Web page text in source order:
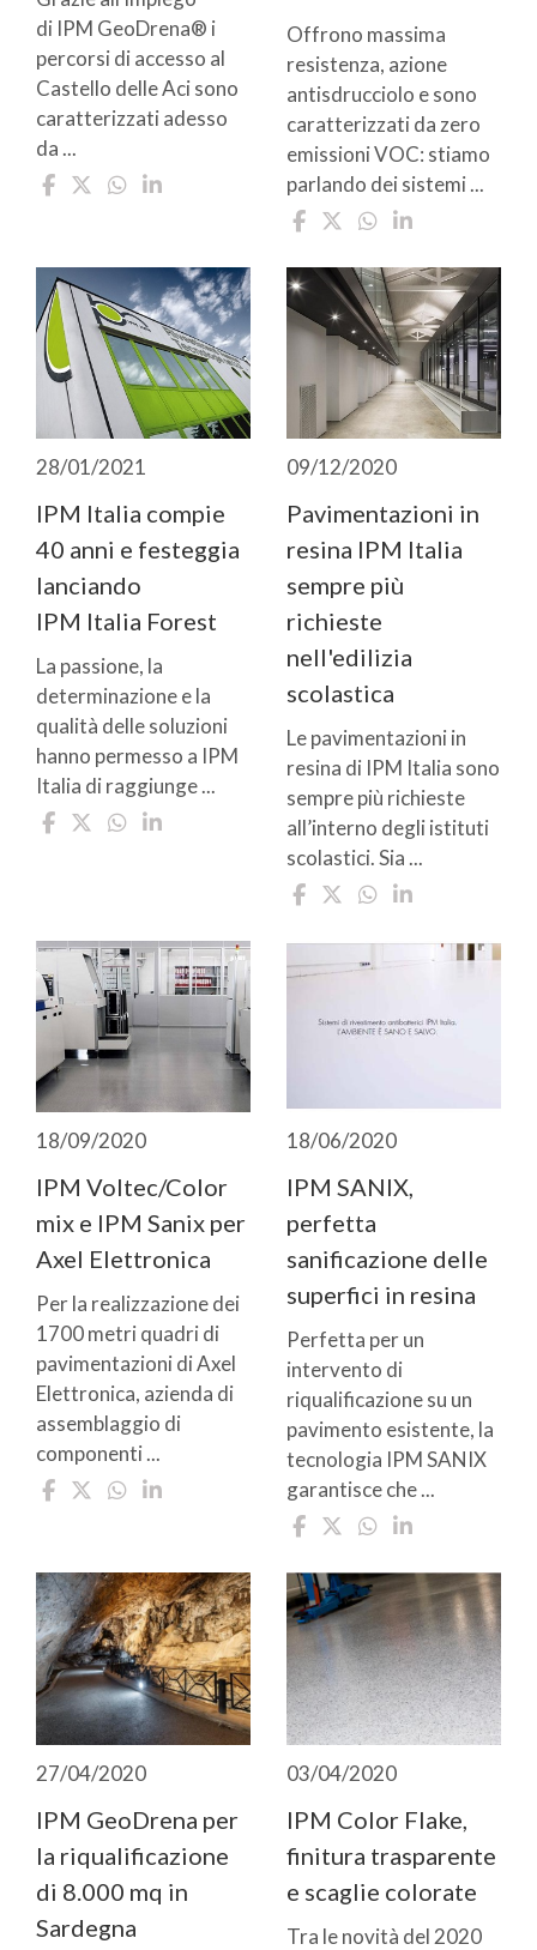
di IPM GeoDrena® i
percorsi di accesso al
Castello delle Aci sono
caratterizzati adesso
da ...
Offrono massima
resistenza, azione
antisdrucciolo e sono
caratterizzati da zero
emissioni VOC: stiamo
parlando dei sistemi ...
28/01/2021
IPM Italia compie
40 anni e festeggia
lanciando
IPM Italia Forest
La passione, la
determinazione e la
qualità delle soluzioni
hanno permesso a IPM
Italia di raggiunge ...
09/12/2020
Pavimentazioni in
resina IPM Italia
sempre più
richieste
nell'edilizia
scolastica
Le pavimentazioni in
resina di IPM Italia sono
sempre più richieste
all’interno degli istituti
scolastici. Sia ...
18/09/2020
IPM Voltec/Color
mix e IPM Sanix per
Axel Elettronica
Per la realizzazione dei
1700 metri quadri di
pavimentazioni di Axel
Elettronica, azienda di
assemblaggio di
componenti ...
18/06/2020
IPM SANIX,
perfetta
sanificazione delle
superfici in resina
Perfetta per un
intervento di
riqualificazione su un
pavimento esistente, la
tecnologia IPM SANIX
garantisce che ...
27/04/2020
IPM GeoDrena per
la riqualificazione
di 8.000 mq in
Sardegna
03/04/2020
IPM Color Flake,
finitura trasparente
e scaglie colorate
Tra le novità del 2020